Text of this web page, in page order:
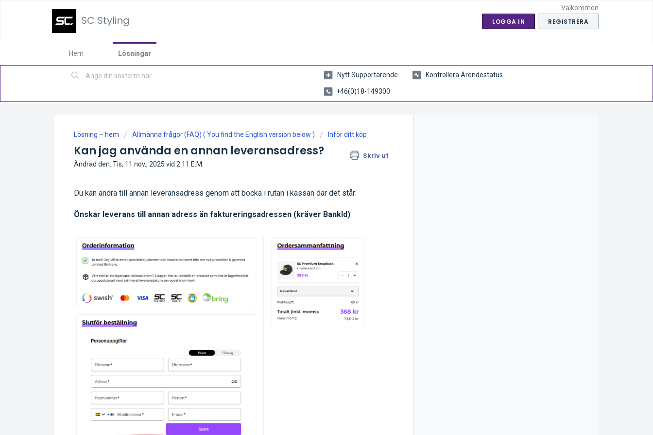
SC Styling
Välkommen
LOGGA IN REGISTRERA
Hem Lösningar
Nytt Supportärende Kontrollera Ärendestatus
+46(0)18-149300
Lösning – hem Allmänna frågor (FAQ) ( You find the English version below ) Inför ditt köp
Kan jag använda en annan leveransadress? Skriv ut
Ändrad den: Tis, 11 nov., 2025 vid 2:11 E.M.
Du kan ändra till annan leveransadress genom att bocka i rutan i kassan där det står:
Önskar leverans till annan adress än faktureringsadressen (kräver BankId)